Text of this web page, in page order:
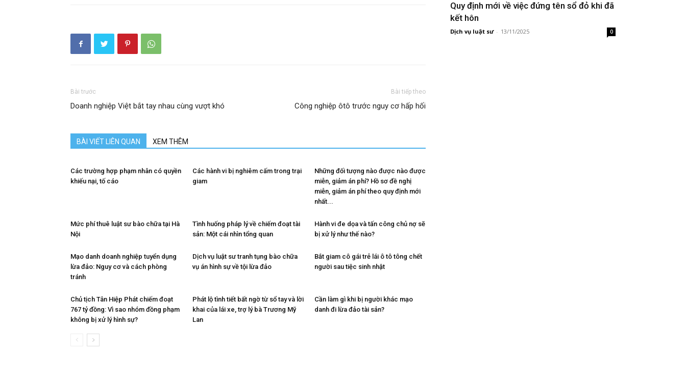
Bài trước
Doanh nghiệp Việt bắt tay nhau cùng vượt khó
Bài tiếp theo
Công nghiệp ôtô trước nguy cơ hấp hối
BÀI VIẾT LIÊN QUAN XEM THÊM
Các trường hợp phạm nhân có quyền
khiếu nại, tố cáo
Các hành vi bị nghiêm cấm trong trại
giam
Những đối tượng nào được nào được
miễn, giảm án phí? Hồ sơ đề nghị
miễn, giảm án phí theo quy định mới
nhất...
Mức phí thuê luật sư bào chữa tại Hà
Nội
Tình huống pháp lý về chiếm đoạt tài
sản: Một cái nhìn tổng quan
Hành vi đe dọa và tấn công chủ nợ sẽ
bị xử lý như thế nào?
Mạo danh doanh nghiệp tuyển dụng
lừa đảo: Nguy cơ và cách phòng
tránh
Dịch vụ luật sư tranh tụng bào chữa
vụ án hình sự về tội lừa đảo
Bắt giam cô gái trẻ lái ô tô tông chết
người sau tiệc sinh nhật
Chủ tịch Tân Hiệp Phát chiếm đoạt
767 tỷ đồng: Vì sao nhóm đồng phạm
không bị xử lý hình sự?
Phát lộ tình tiết bất ngờ từ sổ tay và lời
khai của lái xe, trợ lý bà Trương Mỹ
Lan
Cần làm gì khi bị người khác mạo
danh đi lừa đảo tài sản?
Quy định mới về việc đứng tên sổ đỏ khi đã
kết hôn
Dịch vụ luật sư - 13/11/2025 0